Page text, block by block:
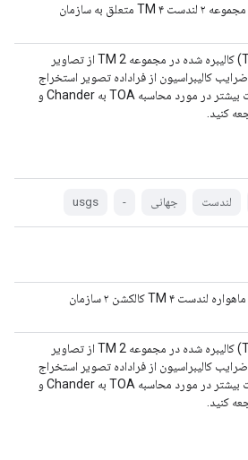
بازتاب TOA رده ۱ از مجموعه ۲ لندست ۴ TM متعلق به سازمان
بازتاب بالای جو (TOA) کالیبره شده در مجموعه 2 TM از تصاویر
Landsat 4 Tier 1. ضرایب کالیبراسیون از فراداده تصویر استخراج
می‌شوند. برای جزئیات بیشتر در مورد محاسبه TOA به Chander و
لندست جهانی -
usgs
بازتاب TOA رده ۲ از ماهواره لندست ۴ TM کالکشن ۲ سازمان
بازتاب بالای جو (TOA) کالیبره شده در مجموعه 2 TM از تصاویر
Landsat 4 Tier 2. ضرایب کالیبراسیون از فراداده تصویر استخراج
می‌شوند. برای جزئیات بیشتر در مورد محاسبه TOA به Chander و